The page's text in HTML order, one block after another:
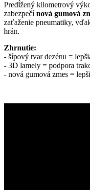
Predĺžený kilometrový
zabezpečínová gumová
zaťaženie pneumatiky,
hrán.
Zhrnutie:
- šípový tvar dezénu =
- 3D lamely = podpora
- nová gumová zmes =